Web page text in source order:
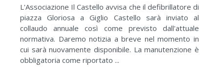
L'Associazione Il Castello avvisa che il defibrillatore di
piazza Gloriosa a Giglio Castello sarà inviato al
collaudo annuale così come previsto dall'attuale
normativa. Daremo notizia a breve nel momento in
cui sarà nuovamente disponibile. La manutenzione è
obbligatoria come riportato ...